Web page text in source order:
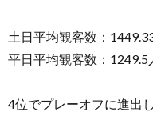
土日平均観客数：
平日平均観客数：1249.5
4位でプレーオフに進出